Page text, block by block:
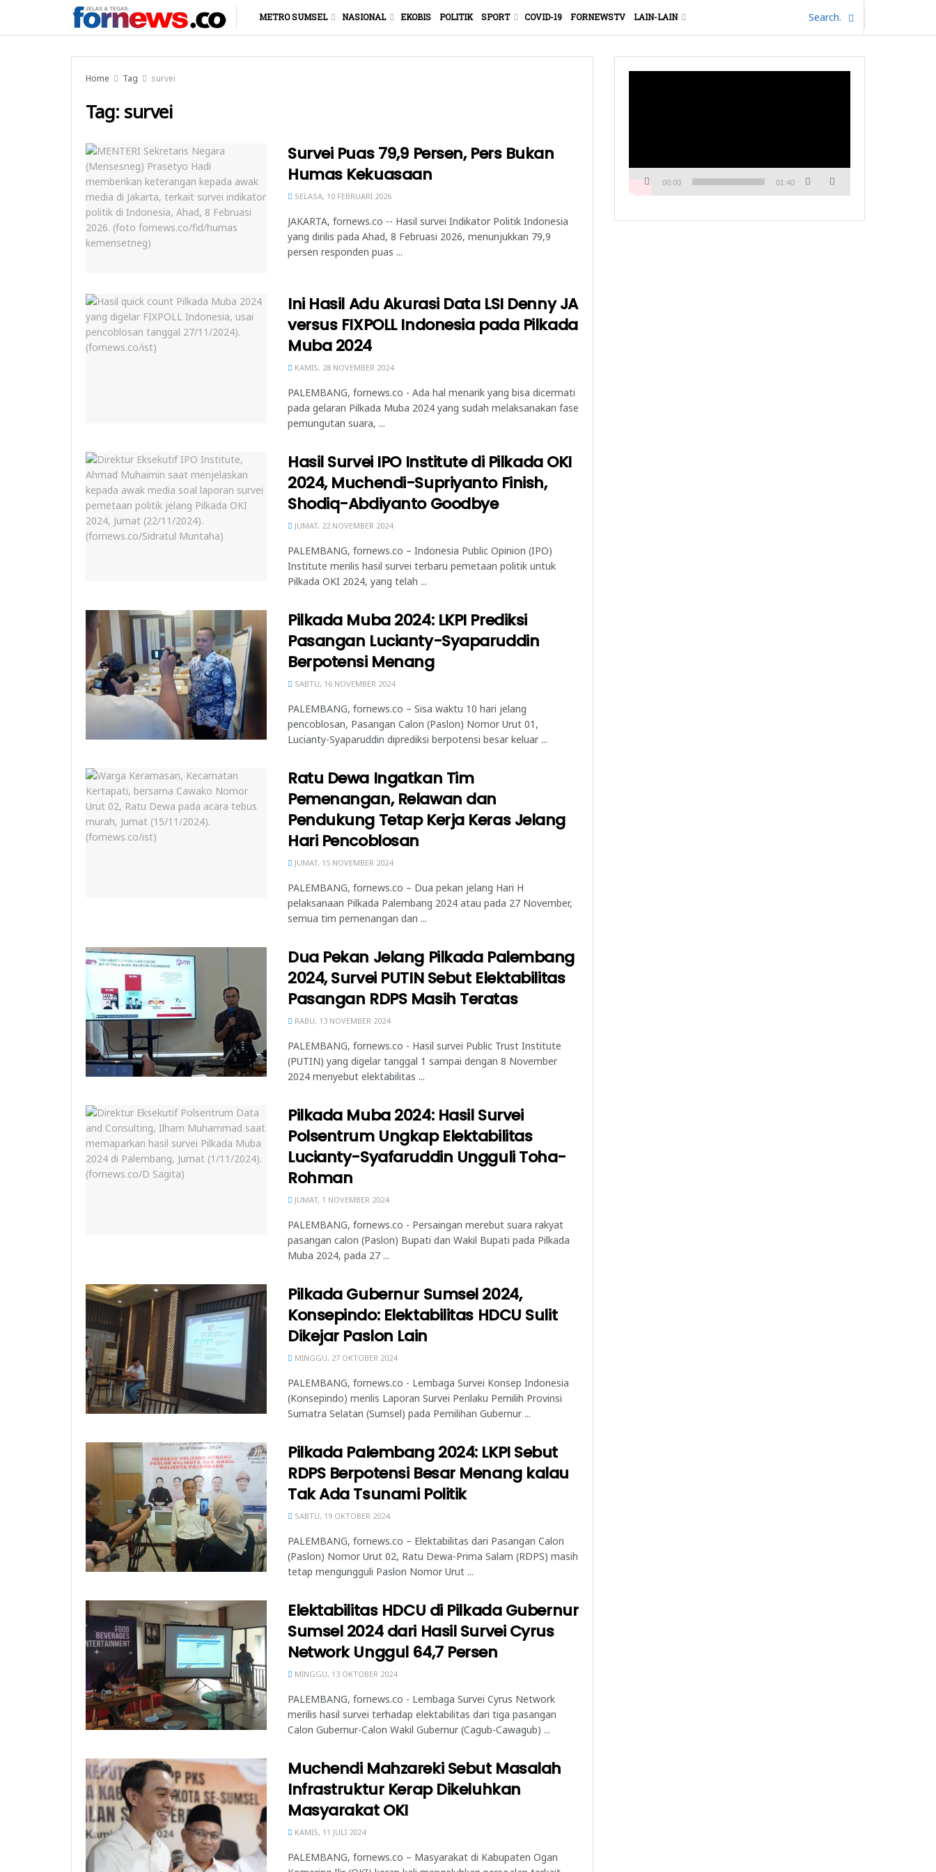
METRO SUMSEL NASIONAL EKOBIS POLITIK SPORT COVID-19 FORNEWSTV LAIN-LAIN
Home Tag survei
Tag: survei
Survei Puas 79,9 Persen, Pers Bukan
Humas Kekuasaan
SELASA, 10 FEBRUARI 2026
JAKARTA, fornews.co -- Hasil survei Indikator Politik Indonesia
yang dirilis pada Ahad, 8 Februasi 2026, menunjukkan 79,9
persen responden puas ...
Ini Hasil Adu Akurasi Data LSI Denny JA
versus FIXPOLL Indonesia pada Pilkada
Muba 2024
KAMIS, 28 NOVEMBER 2024
PALEMBANG, fornews.co - Ada hal menarik yang bisa dicermati
pada gelaran Pilkada Muba 2024 yang sudah melaksanakan fase
pemungutan suara, ...
Hasil Survei IPO Institute di Pilkada OKI
2024, Muchendi-Supriyanto Finish,
Shodiq-Abdiyanto Goodbye
JUMAT, 22 NOVEMBER 2024
PALEMBANG, fornews.co – Indonesia Public Opinion (IPO)
Institute merilis hasil survei terbaru pemetaan politik untuk
Pilkada OKI 2024, yang telah ...
Pilkada Muba 2024: LKPI Prediksi
Pasangan Lucianty-Syaparuddin
Berpotensi Menang
SABTU, 16 NOVEMBER 2024
PALEMBANG, fornews.co – Sisa waktu 10 hari jelang
pencoblosan, Pasangan Calon (Paslon) Nomor Urut 01,
Lucianty-Syaparuddin diprediksi berpotensi besar keluar ...
Ratu Dewa Ingatkan Tim
Pemenangan, Relawan dan
Pendukung Tetap Kerja Keras Jelang
Hari Pencoblosan
JUMAT, 15 NOVEMBER 2024
PALEMBANG, fornews.co – Dua pekan jelang Hari H
pelaksanaan Pilkada Palembang 2024 atau pada 27 November,
semua tim pemenangan dan ...
Dua Pekan Jelang Pilkada Palembang
2024, Survei PUTIN Sebut Elektabilitas
Pasangan RDPS Masih Teratas
RABU, 13 NOVEMBER 2024
PALEMBANG, fornews.co - Hasil survei Public Trust Institute
(PUTIN) yang digelar tanggal 1 sampai dengan 8 November
2024 menyebut elektabilitas ...
Pilkada Muba 2024: Hasil Survei
Polsentrum Ungkap Elektabilitas
Lucianty-Syafaruddin Ungguli Toha-
Rohman
JUMAT, 1 NOVEMBER 2024
PALEMBANG, fornews.co - Persaingan merebut suara rakyat
pasangan calon (Paslon) Bupati dan Wakil Bupati pada Pilkada
Muba 2024, pada 27 ...
Pilkada Gubernur Sumsel 2024,
Konsepindo: Elektabilitas HDCU Sulit
Dikejar Paslon Lain
MINGGU, 27 OKTOBER 2024
PALEMBANG, fornews.co - Lembaga Survei Konsep Indonesia
(Konsepindo) merilis Laporan Survei Perilaku Pemilih Provinsi
Sumatra Selatan (Sumsel) pada Pemilihan Gubernur ...
Pilkada Palembang 2024: LKPI Sebut
RDPS Berpotensi Besar Menang kalau
Tak Ada Tsunami Politik
SABTU, 19 OKTOBER 2024
PALEMBANG, fornews.co – Elektabilitas dari Pasangan Calon
(Paslon) Nomor Urut 02, Ratu Dewa-Prima Salam (RDPS) masih
tetap mengungguli Paslon Nomor Urut ...
Elektabilitas HDCU di Pilkada Gubernur
Sumsel 2024 dari Hasil Survei Cyrus
Network Unggul 64,7 Persen
MINGGU, 13 OKTOBER 2024
PALEMBANG, fornews.co - Lembaga Survei Cyrus Network
merilis hasil survei terhadap elektabilitas dari tiga pasangan
Calon Gubernur-Calon Wakil Gubernur (Cagub-Cawagub) ...
Muchendi Mahzareki Sebut Masalah
Infrastruktur Kerap Dikeluhkan
Masyarakat OKI
KAMIS, 11 JULI 2024
PALEMBANG, fornews.co – Masyarakat di Kabupaten Ogan
00:00 01:40